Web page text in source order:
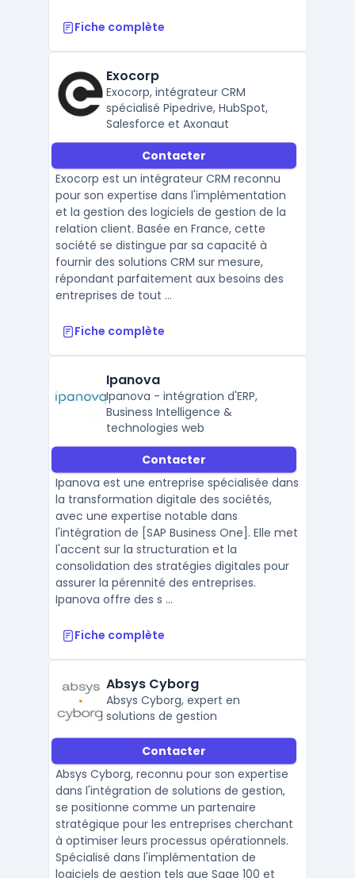
Fiche complète
Exocorp
Exocorp, intégrateur CRM
spécialisé Pipedrive, HubSpot,
Salesforce et Axonaut
Contacter
Exocorp est un intégrateur CRM reconnu
pour son expertise dans l'implémentation
et la gestion des logiciels de gestion de la
relation client. Basée en France, cette
société se distingue par sa capacité à
fournir des solutions CRM sur mesure,
répondant parfaitement aux besoins des
entreprises de tout ...
Fiche complète
Ipanova
Ipanova - intégration d'ERP,
Business Intelligence &
technologies web
Contacter
Ipanova est une entreprise spécialisée dans
la transformation digitale des sociétés,
avec une expertise notable dans
l'intégration de [SAP Business One]. Elle met
l'accent sur la structuration et la
consolidation des stratégies digitales pour
assurer la pérennité des entreprises.
Ipanova offre des s ...
Fiche complète
Absys Cyborg
Absys Cyborg, expert en
solutions de gestion
Contacter
Absys Cyborg, reconnu pour son expertise
dans l'intégration de solutions de gestion,
se positionne comme un partenaire
stratégique pour les entreprises cherchant
à optimiser leurs processus opérationnels.
Spécialisé dans l'implémentation de
logiciels de gestion tels que Sage 100 et